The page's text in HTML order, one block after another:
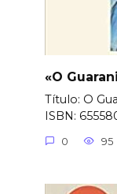
«O
Título: O
ISBN:
0 95